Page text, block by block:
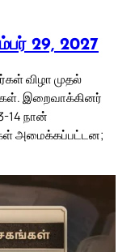
29, 2027
விழா முதல்
இறைவாக்கினர்
14 நான்
அமைக்கப்பட்டன;